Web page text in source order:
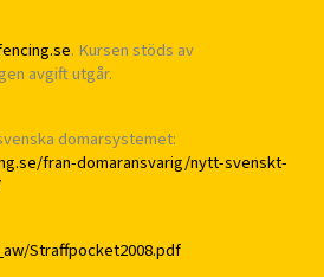
. Kursen stöds av
avgift utgår.
domarsystemet:
fran-domaransvarig/nytt-svenskt-
Straffpocket2008.pdf